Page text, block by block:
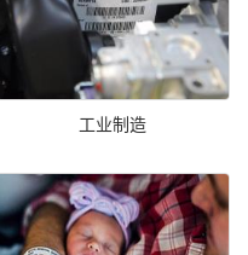
工业制造